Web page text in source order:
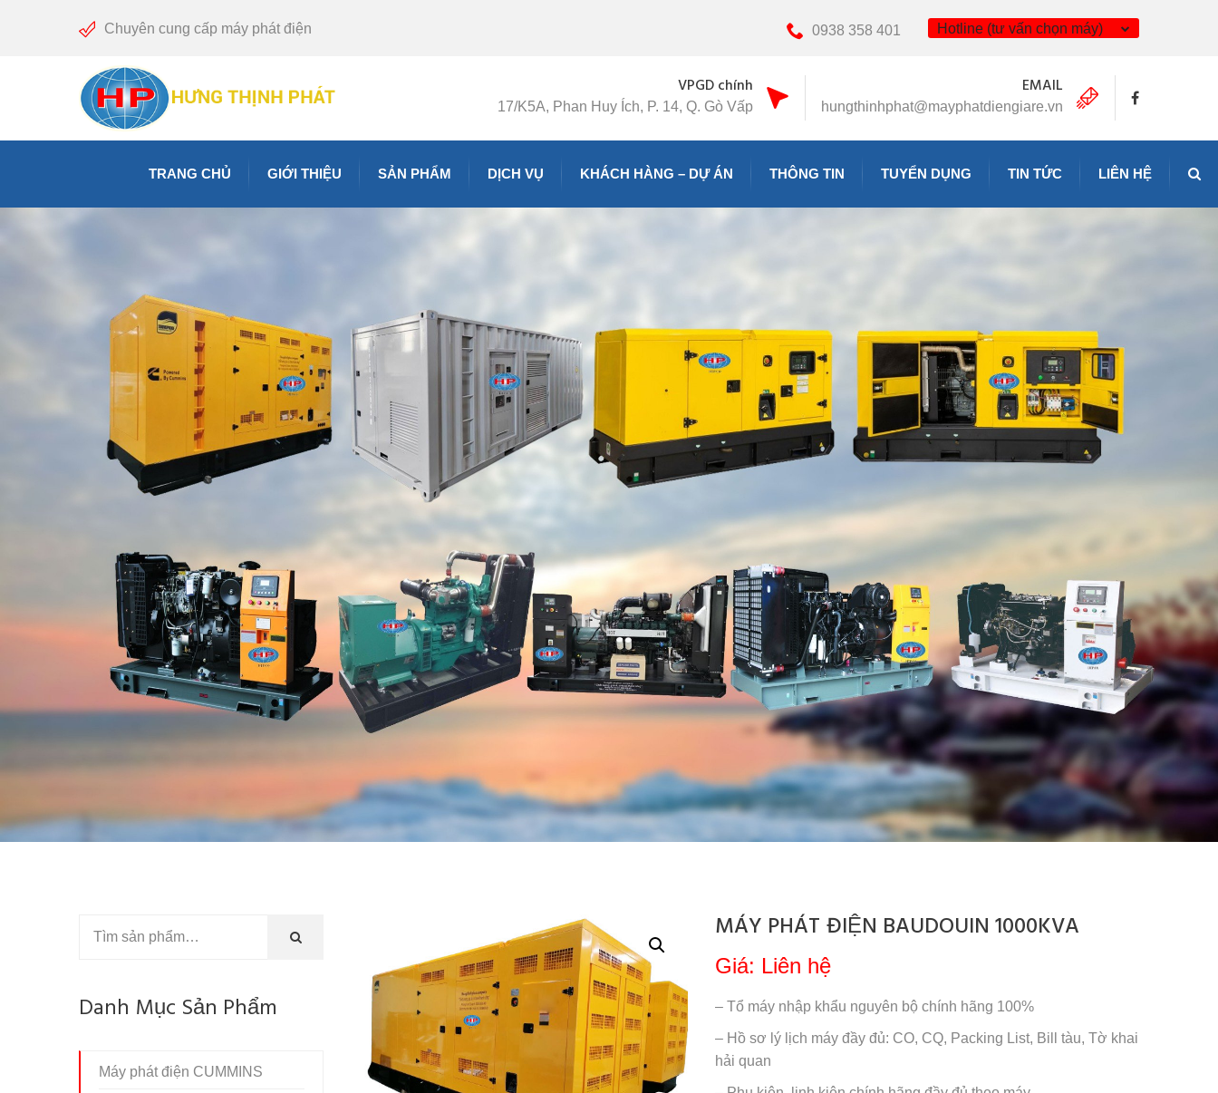
Chuyên cung cấp máy phát điện Hotline (tư vấn chọn máy)
0938 358 401
EMAIL
hungthinhphat@mayphatdiengiare.vn
VPGD chính
17/K5A, Phan Huy Ích, P. 14, Q. Gò Vấp
TRANG CHỦ GIỚI THIỆU SẢN PHẨM DỊCH VỤ KHÁCH HÀNG – DỰ ÁN THÔNG TIN TUYỂN DỤNG TIN TỨC LIÊN HỆ
MÁY PHÁT ĐIỆN BAUDOUIN 1000KVA
Giá: Liên hệ
– Tổ máy nhập khẩu nguyên bộ chính hãng 100%
– Hồ sơ lý lịch máy đầy đủ: CO, CQ, Packing List, Bill tàu, Tờ khai
hải quan
Danh Mục Sản Phẩm
Máy phát điện CUMMINS